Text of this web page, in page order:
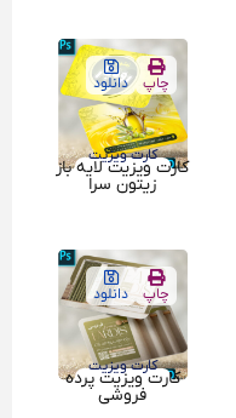
چاپ دانلود
کارت ویزیت
کارت ویزیت لایه باز
زیتون سرا
چاپ دانلود
کارت ویزیت
کارت ویزیت پرده
فروشی